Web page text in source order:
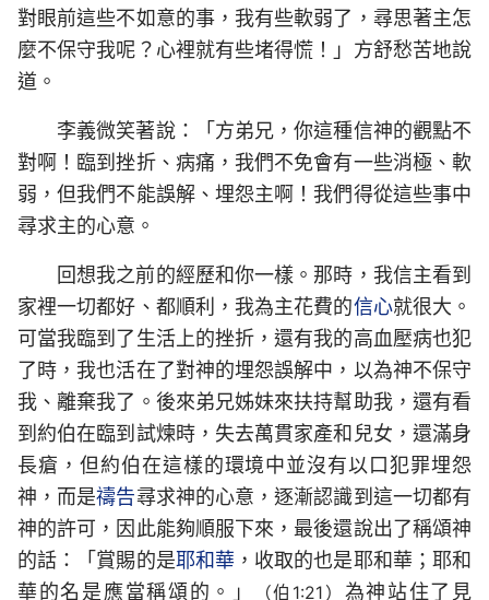
對眼前這些不如意的事，我有些軟弱了，尋思著主怎
麼不保守我呢？心裡就有些堵得慌！」方舒愁苦地說
道。
李義微笑著說：「方弟兄，你這種信神的觀點不
對啊！臨到挫折、病痛，我們不免會有一些消極、軟
弱，但我們不能誤解、埋怨主啊！我們得從這些事中
尋求主的心意。
回想我之前的經歷和你一樣。那時，我信主看到
家裡一切都好、都順利，我為主花費的信心就很大。
可當我臨到了生活上的挫折，還有我的高血壓病也犯
了時，我也活在了對神的埋怨誤解中，以為神不保守
我、離棄我了。後來弟兄姊妹來扶持幫助我，還有看
到約伯在臨到試煉時，失去萬貫家產和兒女，還滿身
長瘡，但約伯在這樣的環境中並沒有以口犯罪埋怨
神，而是禱告尋求神的心意，逐漸認識到這一切都有
神的許可，因此能夠順服下來，最後還說出了稱頌神
的話：「賞賜的是耶和華 ，收取的也是耶和華；耶和
華的名是應當稱頌的。」
（伯1:21） 為神站住了見